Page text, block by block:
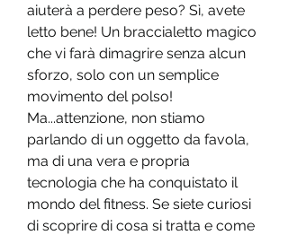
aiuterà a perdere peso? Sì, avete
letto bene! Un braccialetto magico
che vi farà dimagrire senza alcun
sforzo, solo con un semplice
movimento del polso!
Ma...attenzione, non stiamo
parlando di un oggetto da favola,
ma di una vera e propria
tecnologia che ha conquistato il
mondo del fitness. Se siete curiosi
di scoprire di cosa si tratta e come